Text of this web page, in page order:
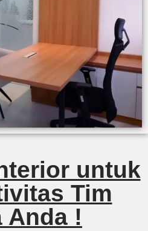
untuk
Tim
Anda !